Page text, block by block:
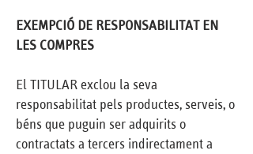
EXEMPCIÓ DE RESPONSABILITAT EN
LES COMPRES
El TITULAR exclou la seva
responsabilitat pels productes, serveis, o
béns que puguin ser adquirits o
contractats a tercers indirectament a